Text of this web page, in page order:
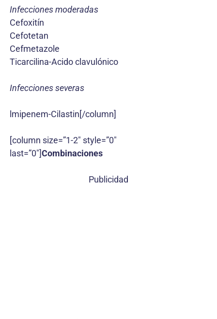
Infecciones moderadas
Cefoxitín
Cefotetan
Cefmetazole
Ticarcilina-Acido clavulónico
Infecciones severas
lmipenem-Cilastin[/column]
[column size=”1-2″ style=”0″
last=”0″]Combinaciones
Publicidad